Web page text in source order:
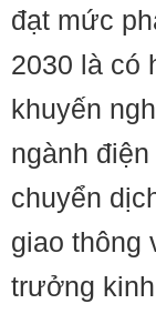
đạt mức
2030 là có
khuyến
ngành
chuyển
giao thông
trưởng